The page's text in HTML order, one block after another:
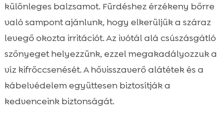
különleges balzsamot. Fürdéshez érzékeny bőrre
való sampont ajánlunk, hogy elkerüljük a száraz
levegő okozta irritációt. Az ivótál alá csúszásgátló
szőnyeget helyezzünk, ezzel megakadályozzuk a
víz kifröccsenését. A hővisszaverő alátétek és a
kábelvédelem együttesen biztosítják a
kedvenceink biztonságát.